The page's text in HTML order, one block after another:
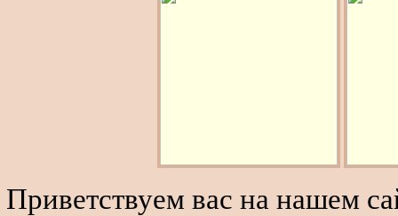
Приветствуем вас на нашем